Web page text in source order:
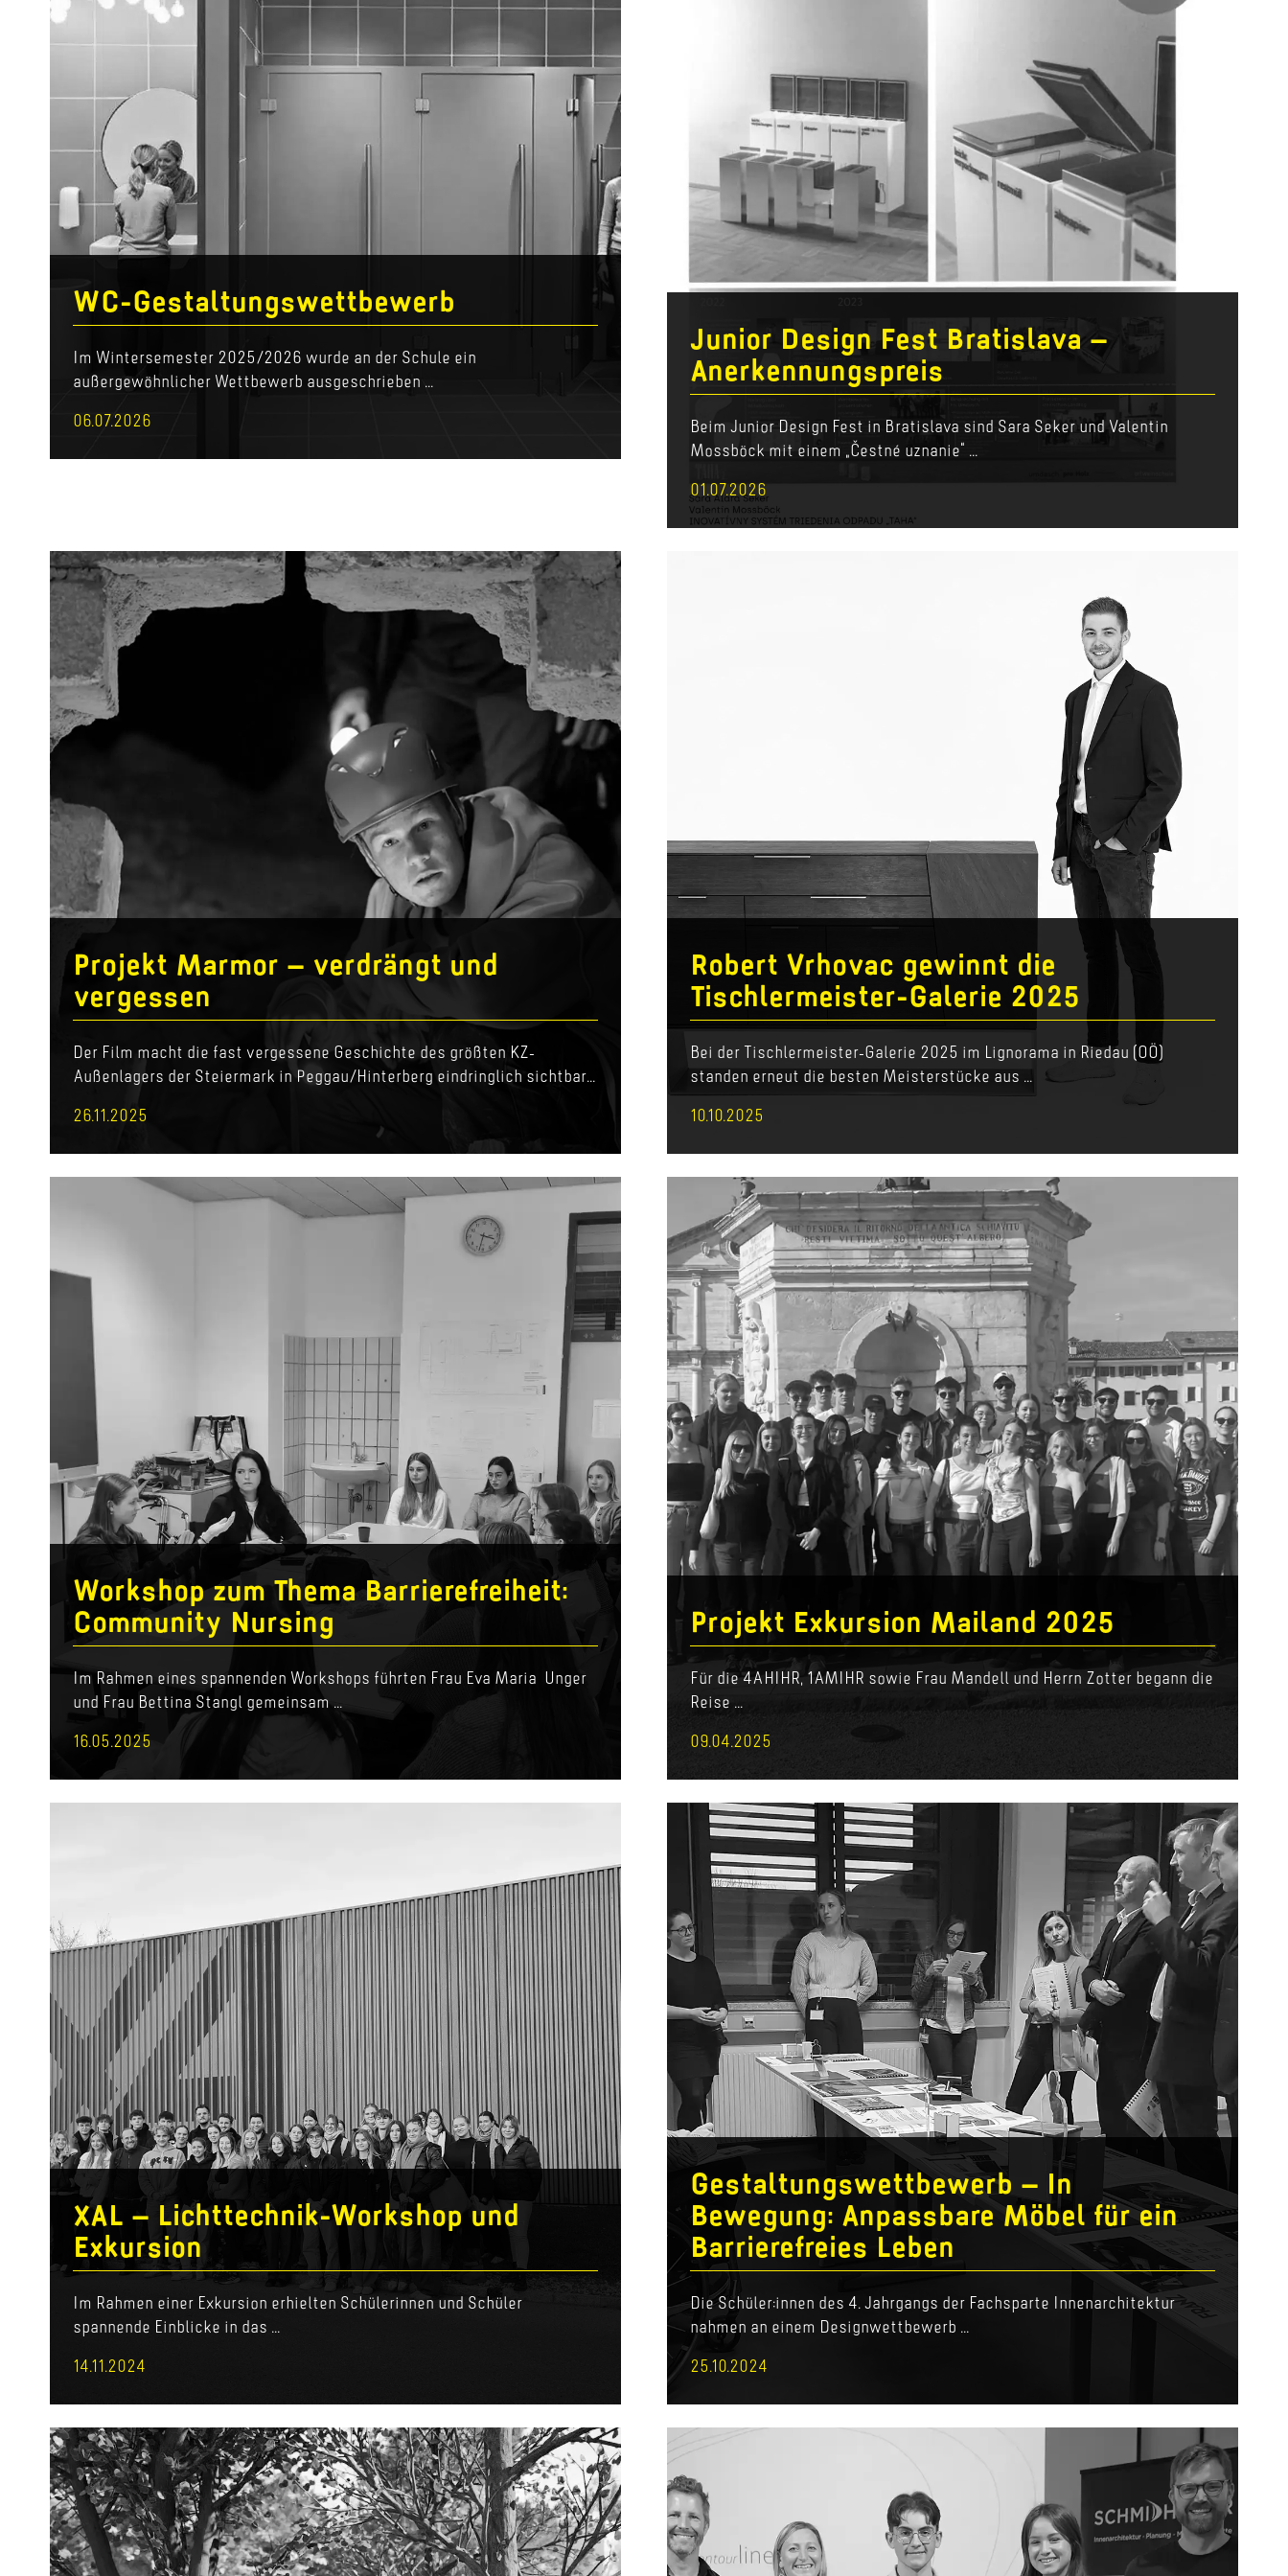
WC-Gestaltungswettbewerb
Im Wintersemester 2025/2026 wurde an der Schule ein
außergewöhnlicher Wettbewerb ausgeschrieben ...
06.07.2026
Junior Design Fest Bratislava –
Anerkennungspreis
Beim Junior Design Fest in Bratislava sind Sara Seker und Valentin
Mossböck mit einem „Čestné uznanie“ ...
01.07.2026
Projekt Marmor – verdrängt und
vergessen
Der Film macht die fast vergessene Geschichte des größten KZ-
Außenlagers der Steiermark in Peggau/Hinterberg eindringlich sichtbar...
26.11.2025
Robert Vrhovac gewinnt die
Tischlermeister-Galerie 2025
Bei der Tischlermeister-Galerie 2025 im Lignorama in Riedau (OÖ)
standen erneut die besten Meisterstücke aus ...
10.10.2025
Workshop zum Thema Barrierefreiheit:
Community Nursing
Im Rahmen eines spannenden Workshops führten Frau Eva Maria Unger
und Frau Bettina Stangl gemeinsam ...
16.05.2025
Projekt Exkursion Mailand 2025
Für die 4AHIHR, 1AMIHR sowie Frau Mandell und Herrn Zotter begann die
Reise ...
09.04.2025
XAL – Lichttechnik-Workshop und
Exkursion
Im Rahmen einer Exkursion erhielten Schülerinnen und Schüler
spannende Einblicke in das ...
14.11.2024
Gestaltungswettbewerb – In
Bewegung: Anpassbare Möbel für ein
Barrierefreies Leben
Die Schüler:innen des 4. Jahrgangs der Fachsparte Innenarchitektur
nahmen an einem Designwettbewerb ...
25.10.2024